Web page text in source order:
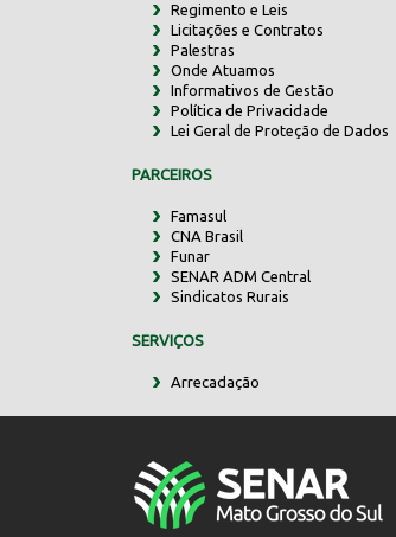
Regimento e Leis
Licitações e Contratos
Palestras
Onde Atuamos
Informativos de Gestão
Política de Privacidade
Lei Geral de Proteção de Dados
PARCEIROS
Famasul
CNA Brasil
Funar
SENAR ADM Central
Sindicatos Rurais
SERVIÇOS
Arrecadação